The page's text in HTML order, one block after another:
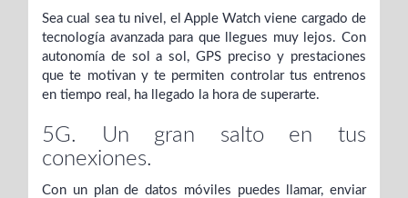
Sea cual sea tu nivel, el Apple Watch viene cargado de
tecnología avanzada para que llegues muy lejos. Con
autonomía de sol a sol, GPS preciso y prestaciones
que te motivan y te permiten controlar tus entrenos
en tiempo real, ha llegado la hora de superarte.
5G. Un gran salto en tus
conexiones.
Con un plan de datos móviles puedes llamar, enviar